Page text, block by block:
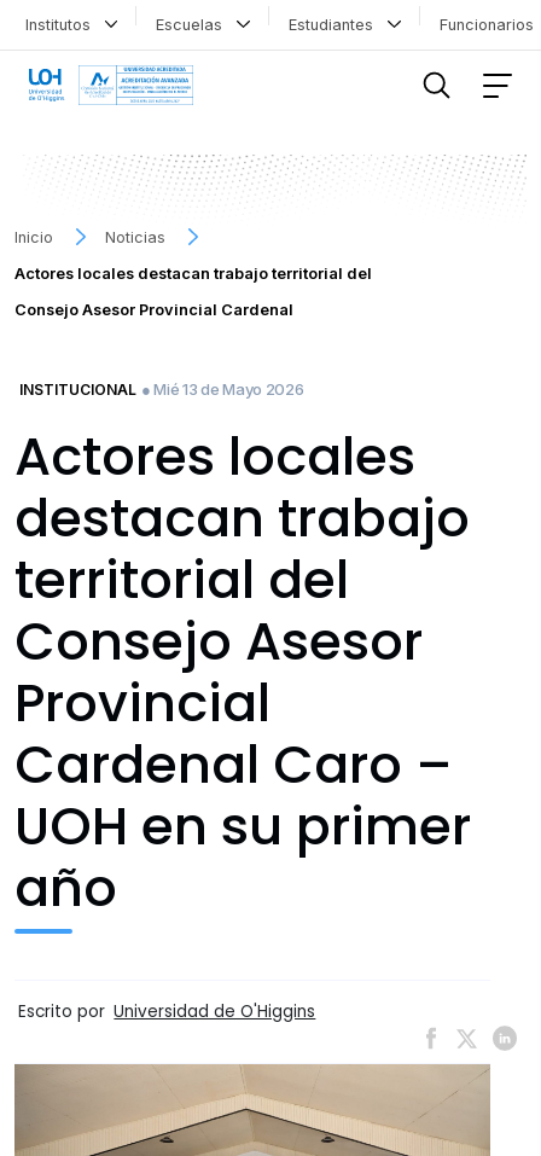
Institutos Escuelas Estudiantes
Inicio
Noticias
Actores locales destacan trabajo territorial del
Consejo Asesor Provincial Cardenal
INSTITUCIONAL ● Mié 13 de Mayo 2026
Actores locales
destacan trabajo
territorial del
Consejo Asesor
Provincial
Cardenal Caro –
UOH en su primer
año
Escrito por Universidad de O'Higgins